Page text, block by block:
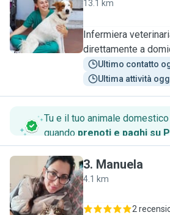
G
13.1 km
Infermiera
direttamente a
Ultimo contatto
Ultima attività
Tu e il tuo animale
quando prenoti e paghi su
M
3. Manuela
4.1 km
2